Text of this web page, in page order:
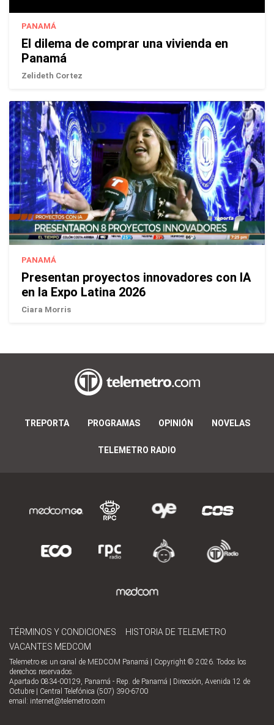
PANAMÁ
El dilema de comprar una vivienda en
Panamá
Zelideth Cortez
PANAMÁ
Presentan proyectos innovadores con IA
en la Expo Latina 2026
Ciara Morris
TREPORTA PROGRAMAS OPINIÓN NOVELAS
TELEMETRO RADIO
TÉRMINOS Y CONDICIONES
HISTORIA DE TELEMETRO
VACANTES MEDCOM
Telemetro es un canal de MEDCOM Panamá | Copyright © 2026. Todos los
derechos reservados.
Apartado 0834-00129, Panamá - Rep. de Panamá | Dirección, Avenida 12 de
Octubre | Central Telefónica (507) 390-6700
email: internet@telemetro.com